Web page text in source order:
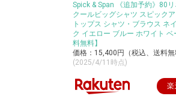
Spick & Span 《追加予約》80
クールビッグシャツ スピック
トップス シャツ・ブラウス ネ
ク イエロー ブルー ホワイト ベ
料無料】
価格：15,400円（税込、送料無
(2025/4/11時点)
楽